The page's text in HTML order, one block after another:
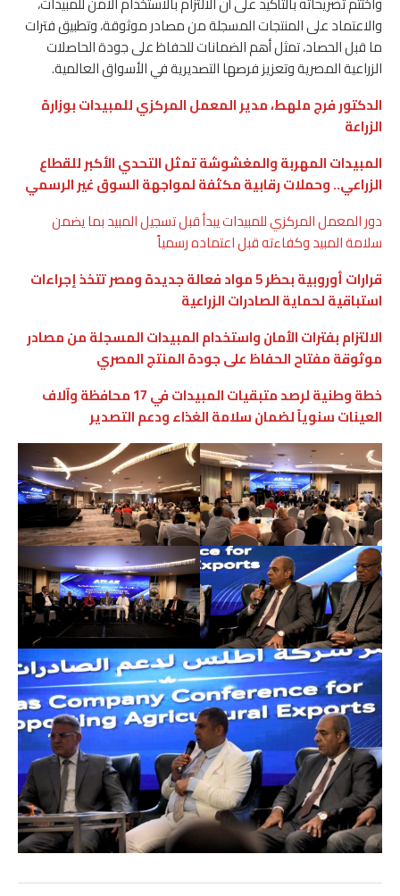
والاعتماد على المنتجات المسجلة من مصادر موثوقة، وتطبيق فترات
ما قبل الحصاد، تمثل أهم الضمانات للحفاظ على جودة الحاصلات
الزراعية المصرية وتعزيز فرصها التصديرية في الأسواق العالمية.
الدكتور فرج ملهط، مدير المعمل المركزي للمبيدات بوزارة
الزراعة
المبيدات المهربة والمغشوشة تمثل التحدي الأكبر للقطاع
الزراعي.. وحملات رقابية مكثفة لمواجهة السوق غير الرسمي
دور المعمل المركزي للمبيدات يبدأ قبل تسجيل المبيد بما يضمن
سلامة المبيد وكفاءته قبل اعتماده رسمياً
قرارات أوروبية بحظر 5 مواد فعالة جديدة ومصر تتخذ إجراءات
استباقية لحماية الصادرات الزراعية
الالتزام بفترات الأمان واستخدام المبيدات المسجلة من مصادر
موثوقة مفتاح الحفاظ على جودة المنتج المصري
خطة وطنية لرصد متبقيات المبيدات في 17 محافظة وآلاف
العينات سنوياً لضمان سلامة الغذاء ودعم التصدير